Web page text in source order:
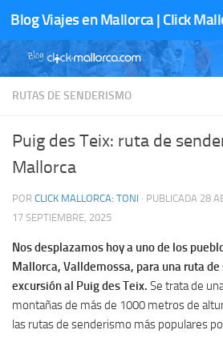
Saltar al contenido
Blog Viajes en Mallorca | Click
RUTAS DE SENDERISMO
Puig des Teix: ruta de
Mallorca
POR CLICK MALLORCA: TONI · PUBLICADA 28
17 SEPTIEMBRE, 2025
Nos desplazamos hoy a uno de los
Mallorca, Valldemossa, para una ruta
excursión al Puig des Teix. Se trata de
montañas de más de 1000 metros de
las rutas de senderismo más populares